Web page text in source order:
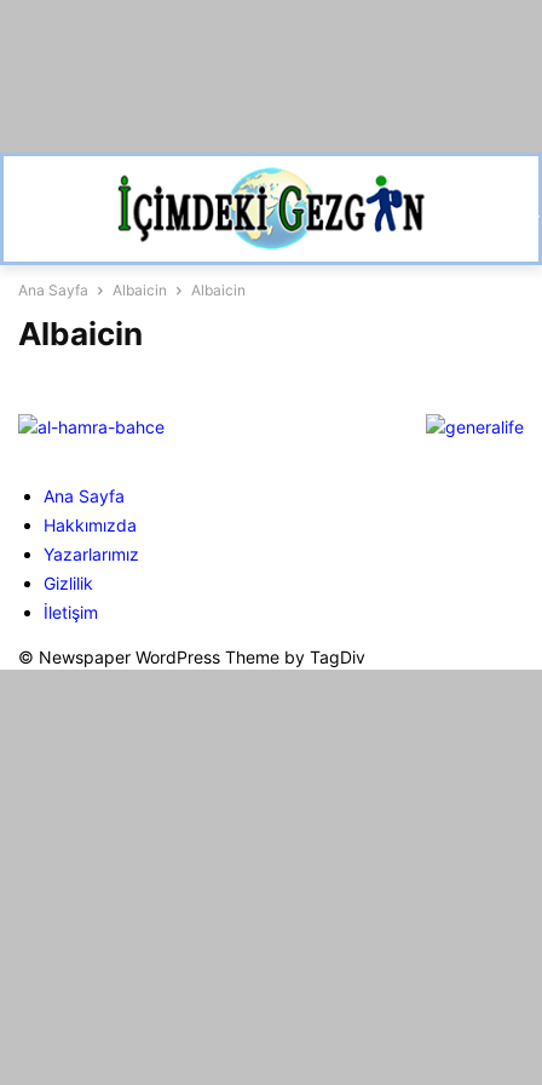
Ana Sayfa Albaicin Albaicin
Albaicin
Ana Sayfa
Hakkımızda
Yazarlarımız
Gizlilik
İletişim
© Newspaper WordPress Theme by TagDiv